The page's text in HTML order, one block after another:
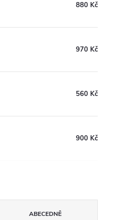
880 Kč
970 Kč
560 Kč
900 Kč
ABECEDNĚ